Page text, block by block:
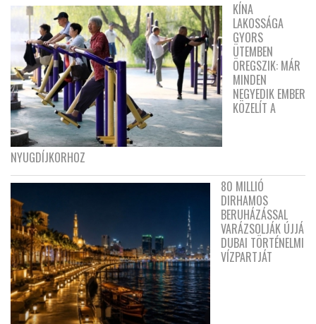
KÍNA
LAKOSSÁGA
GYORS
ÜTEMBEN
ÖREGSZIK: MÁR
MINDEN
NEGYEDIK EMBER
KÖZELÍT A
NYUGDÍJKORHOZ
80 MILLIÓ
DIRHAMOS
BERUHÁZÁSSAL
VARÁZSOLJÁK ÚJJÁ
DUBAI TÖRTÉNELMI
VÍZPARTJÁT